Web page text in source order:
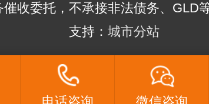
收委托，不承接非法债务、GLD
支持： 城市分站